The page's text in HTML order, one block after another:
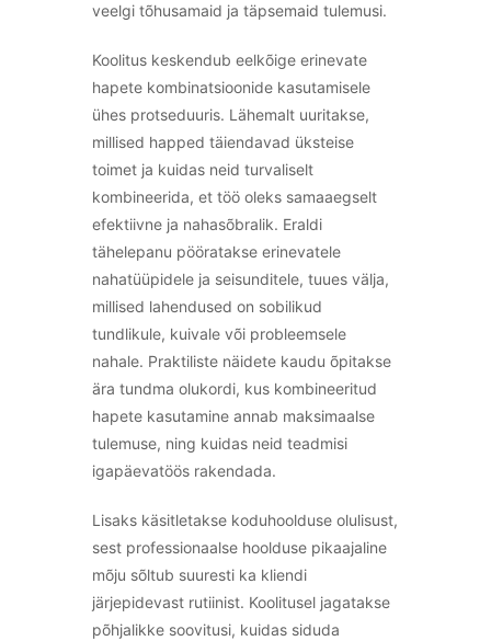
veelgi tõhusamaid ja täpsemaid tulemusi.
Koolitus keskendub eelkõige erinevate
hapete kombinatsioonide kasutamisele
ühes protseduuris. Lähemalt uuritakse,
millised happed täiendavad üksteise
toimet ja kuidas neid turvaliselt
kombineerida, et töö oleks samaaegselt
efektiivne ja nahasõbralik. Eraldi
tähelepanu pööratakse erinevatele
nahatüüpidele ja seisunditele, tuues välja,
millised lahendused on sobilikud
tundlikule, kuivale või probleemsele
nahale. Praktiliste näidete kaudu õpitakse
ära tundma olukordi, kus kombineeritud
hapete kasutamine annab maksimaalse
tulemuse, ning kuidas neid teadmisi
igapäevatöös rakendada.
Lisaks käsitletakse koduhoolduse olulisust,
sest professionaalse hoolduse pikaajaline
mõju sõltub suuresti ka kliendi
järjepidevast rutiinist. Koolitusel jagatakse
põhjalikke soovitusi, kuidas siduda